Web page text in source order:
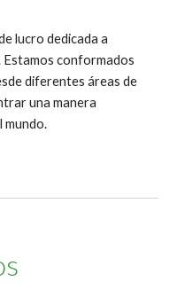
lucro dedicada a
conformados
diferentes áreas de
una manera
mundo.